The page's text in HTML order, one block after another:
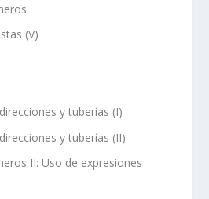
(V)
y tuberías (I)
y tuberías (II)
II: Uso de expresiones